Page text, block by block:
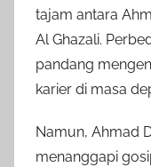
tajam antara
Al Ghazali.
pandang
karier di masa
Namun, Ahmad
menanggapi